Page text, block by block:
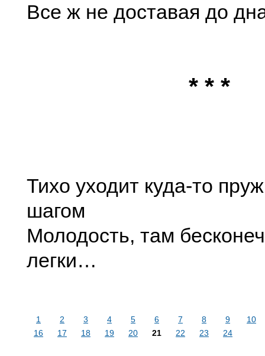
Все ж не доставая до
* * *
Тихо уходит куда-то
шагом
Молодость, там
легки…
1 2 3 4 5 6 7 8 9
10
16
17 18 19 20 21 22 23 24